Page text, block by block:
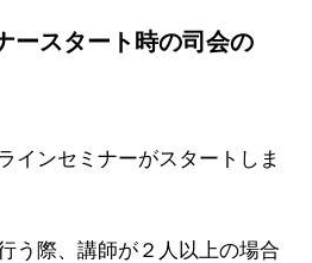
ースタート時の司会の
インセミナーがスタートしま
う際、講師が２人以上の場合